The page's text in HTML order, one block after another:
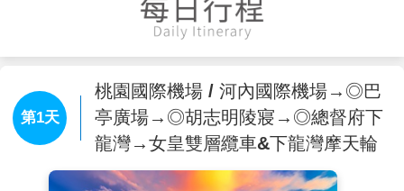
第1天
桃園國際機場 / 河內國際機場→◎巴
亭廣場→◎胡志明陵寢→◎總督府下
龍灣→女皇雙層纜車&下龍灣摩天輪